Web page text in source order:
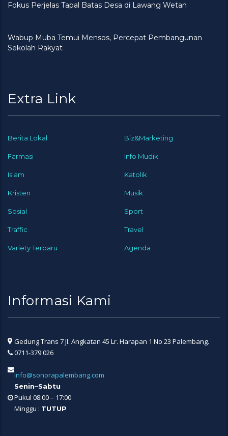
Fokus Perjelas Tapal Batas Desa di Lawang Wetan
Wabup Muba Temui Mensos, Percepat Pembangunan
Sekolah Rakyat
Extra Link
Berita Lokal Biz&Marketing
Farmasi Info Mudik
Islam Katolik
Kristen Musik
Sosial Sport
Traffic Travel
Variety Terbaru Agenda
Informasi Kami
Gedung Trans 7 Jl. Angkatan 45 Lr. Harapan 1 No 23 Palembang.
0711-379 026
info@sonorapalembang.com
Senin–Sabtu
Pukul 08:00 – 17:00
Minggu : TUTUP